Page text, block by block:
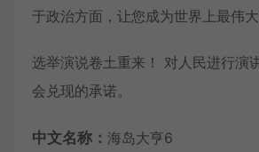
于政治方面，让您成为世界上最伟大
选举演说卷土重来！ 对人民进行演
会兑现的承诺。
中文名称： 海岛大亨6